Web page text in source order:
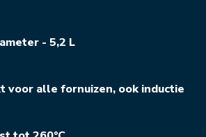
- 5,2 L
voor alle fornuizen, ook inductie